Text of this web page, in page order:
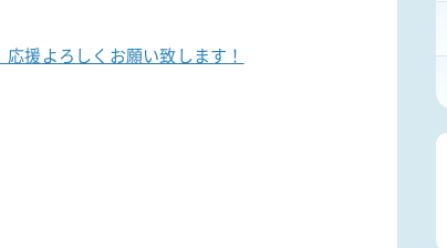
応援よろしくお願い致します！